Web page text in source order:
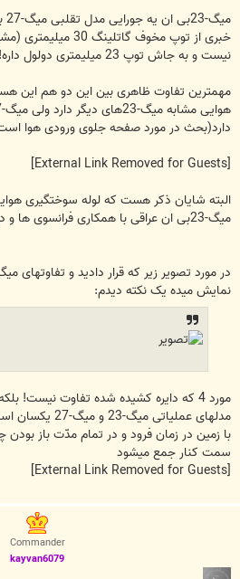
نیست و به جاش توپ 23 میلیمتری دولول داره!
دارد(بحث در مورد صفحه جلوی ورودی هوا
[External Link Removed for Guests]
البته شایان ذکر هست که لوله سوختگیری
میگ-23بی ان عراقی با همکاری فرانسوی ها و در عراق نصب شده
در مورد تصویر زیر که قرار دادید و تفاوتهای میگ-27
نمایش میده یک نکته دیدم:
مدلهای
با زمین در زمان فرود و در تمام مدّت باز
سمت کنار جمع میشود
[External Link Removed for Guests]
Commander
kayvan6079